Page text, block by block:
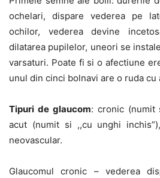
ochelari, dispare vederea pe
ochilor, vederea devine
dilatarea pupilelor, uneori se
varsaturi. Poate fi si o afectiune
unul din cinci bolnavi are o ruda cu
Tipuri de glaucom: cronic (numit
acut (numit si ,,cu unghi
neovascular.
Glaucomul cronic – vederea